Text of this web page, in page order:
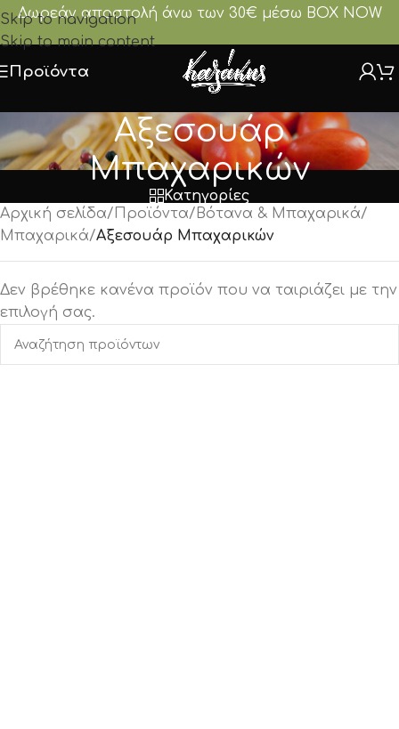
Skip to navigation
Skip to main content
Δωρεάν αποστολή άνω των 30€ μέσω BOX NOW
Προϊόντα
Αξεσουάρ
Μπαχαρικών
Κατηγορίες
Αρχική σελίδα/ Προϊόντα/ Βότανα & Μπαχαρικά/
Μπαχαρικά/Αξεσουάρ Μπαχαρικών
Δεν βρέθηκε κανένα προϊόν που να ταιριάζει με την
επιλογή σας.